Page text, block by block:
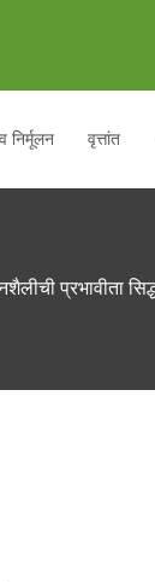
वृत्तांत
प्रभावीता